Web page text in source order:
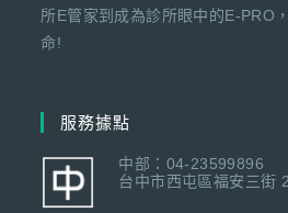
所E管家到成為診所眼中的E-PRO
命!
服務據點
中部：04-23599896
台中市西屯區福安三街